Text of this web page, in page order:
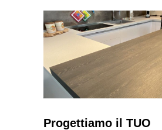
Progettiamo il TUO